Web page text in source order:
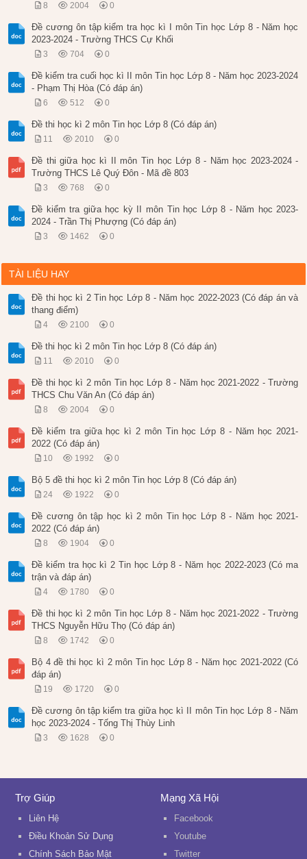
8 2004 0
Đề cương ôn tập kiểm tra học kì I môn Tin học Lớp 8 - Năm học
2023-2024 - Trường THCS Cự Khối
3 704 0
Đề kiểm tra cuối học kì II môn Tin học Lớp 8 - Năm học 2023-2024
- Phạm Thị Hòa (Có đáp án)
6 512 0
Đề thi học kì 2 môn Tin học Lớp 8 (Có đáp án)
11 2010 0
Đề thi giữa học kì II môn Tin học Lớp 8 - Năm học 2023-2024 -
Trường THCS Lê Quý Đôn - Mã đề 803
3 768 0
Đề kiểm tra giữa học kỳ II môn Tin học Lớp 8 - Năm học 2023-
2024 - Trần Thị Phượng (Có đáp án)
3 1462 0
TÀI LIỆU HAY
Đề thi học kì 2 Tin học Lớp 8 - Năm học 2022-2023 (Có đáp án và
thang điểm)
4 2100 0
Đề thi học kì 2 môn Tin học Lớp 8 (Có đáp án)
11 2010 0
Đề thi học kì 2 môn Tin học Lớp 8 - Năm học 2021-2022 - Trường
THCS Chu Văn An (Có đáp án)
8 2004 0
Đề kiểm tra giữa học kì 2 môn Tin học Lớp 8 - Năm học 2021-
2022 (Có đáp án)
10 1992 0
Bộ 5 đề thi học kì 2 môn Tin học Lớp 8 (Có đáp án)
24 1922 0
Đề cương ôn tập học kì 2 môn Tin học Lớp 8 - Năm học 2021-
2022 (Có đáp án)
8 1904 0
Đề kiểm tra học kì 2 Tin học Lớp 8 - Năm học 2022-2023 (Có ma
trận và đáp án)
4 1780 0
Đề thi học kì 2 môn Tin học Lớp 8 - Năm học 2021-2022 - Trường
THCS Nguyễn Hữu Thọ (Có đáp án)
8 1742 0
Bộ 4 đề thi học kì 2 môn Tin học Lớp 8 - Năm học 2021-2022 (Có
đáp án)
19 1720 0
Đề cương ôn tập kiểm tra giữa học kì II môn Tin học Lớp 8 - Năm
học 2023-2024 - Tống Thị Thùy Linh
3 1628 0
Trợ Giúp
Liên Hệ
Điều Khoản Sử Dụng
Chính Sách Bảo Mật
Mạng Xã Hội
Facebook
Youtube
Twitter